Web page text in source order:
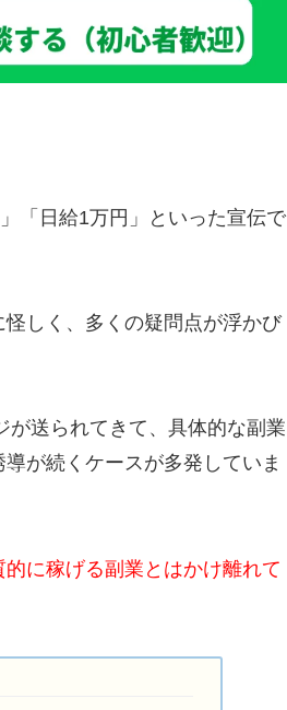
「日給1万円」といった宣伝で
しく、多くの疑問点が浮かび
が送られてきて、具体的な副業
が続くケースが多発していま
に稼げる副業とはかけ離れて